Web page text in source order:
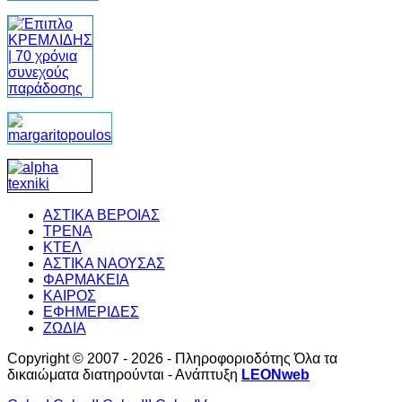
ΑΣΤΙΚΑ ΒΕΡΟΙΑΣ
ΤΡΕΝΑ
ΚΤΕΛ
ΑΣΤΙΚΑ ΝΑΟΥΣΑΣ
ΦΑΡΜΑΚΕΙΑ
ΚΑΙΡΟΣ
ΕΦΗΜΕΡΙΔΕΣ
ΖΩΔΙΑ
Copyright © 2007 - 2026 - Πληροφοριοδότης Όλα τα
δικαιώματα διατηρούνται - Ανάπτυξη LEONweb